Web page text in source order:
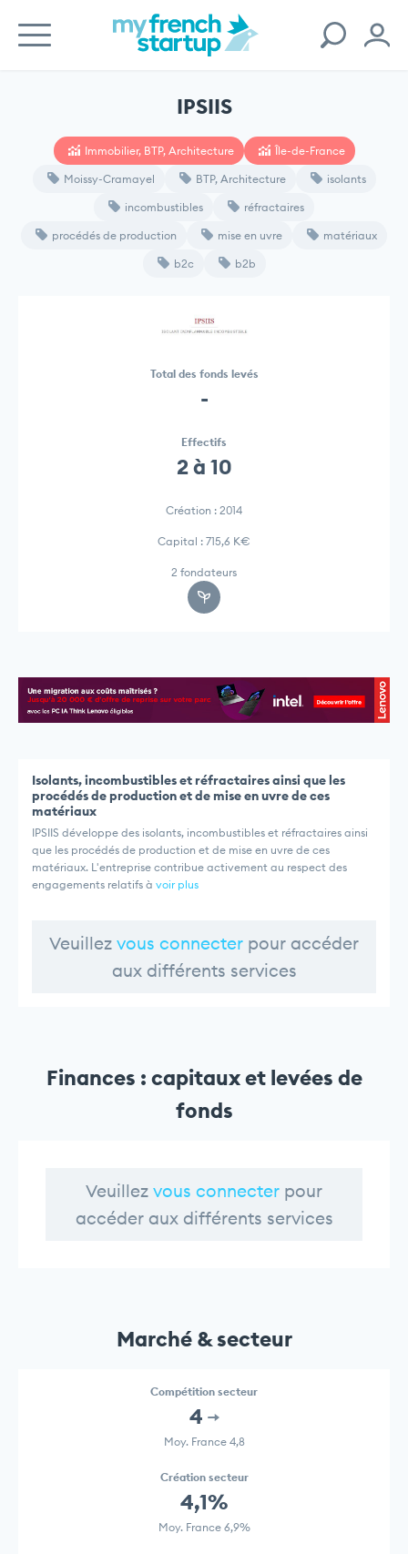
IPSIIS
Immobilier, BTP, Architecture Île-de-France
Moissy-Cramayel BTP, Architecture isolants
incombustibles réfractaires
procédés de production mise en uvre matériaux
b2c b2b
Total des fonds levés
-
Effectifs
2 à 10
Création : 2014
Capital : 715,6 K€
2 fondateurs
Isolants, incombustibles et réfractaires ainsi que les
procédés de production et de mise en uvre de ces
matériaux
IPSIIS développe des isolants, incombustibles et réfractaires ainsi
que les procédés de production et de mise en uvre de ces
matériaux. L'entreprise contribue activement au respect des
engagements relatifs à voir plus
Veuillez vous connecter pour accéder
aux différents services
Finances : capitaux et levées de
fonds
Veuillez vous connecter pour
accéder aux différents services
Marché & secteur
Compétition secteur
4
Moy. France 4,8
Création secteur
4,1%
Moy. France 6,9%